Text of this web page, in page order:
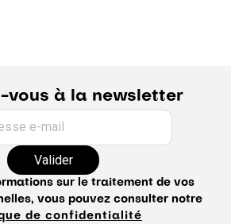
vous à la newsletter
e-mail
Valider
sur le traitement de vos
vous pouvez consulter notre
de confidentialité